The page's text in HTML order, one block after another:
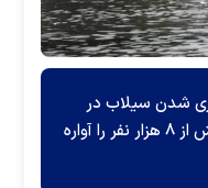
شدن سیلاب در
پرجمعیت‌ترین جزیره فیلیپین، بیش از ۸ هزار نفر را آواره